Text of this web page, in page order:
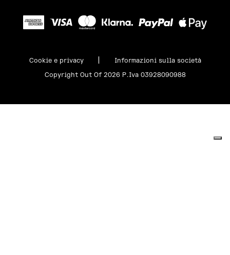
Cookie e privacy
Informazioni sulla società
Copyright Out Of 2026 P.Iva 03928090988